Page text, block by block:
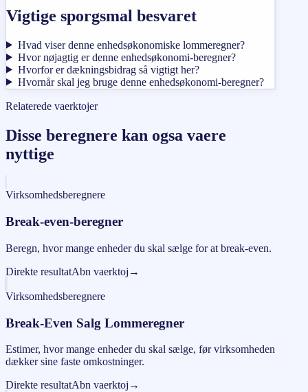
Vigtige sporgsmal besvaret
Hvad viser denne enhedsøkonomiske lommeregner?
Hvor nøjagtig er denne enhedsøkonomi-beregner?
Hvorfor er dækningsbidrag så vigtigt her?
Hvornår skal jeg bruge denne enhedsøkonomi-beregner?
Relaterede vaerktojer
Disse beregnere kan ogsa vaere
nyttige
Virksomhedsberegnere
Break-even-beregner
Beregn, hvor mange enheder du skal sælge for at break-even.
Direkte resultatAbn vaerktoj →
Virksomhedsberegnere
Break-Even Salg Lommeregner
Estimer, hvor mange enheder du skal sælge, før virksomheden
dækker sine faste omkostninger.
Direkte resultatAbn vaerktoj →